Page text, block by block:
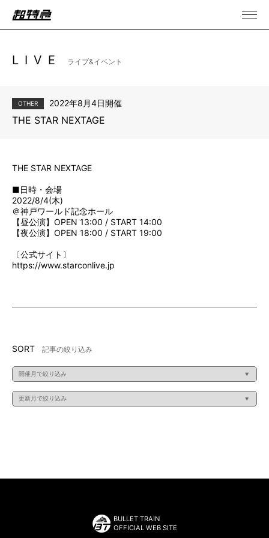
LIVE ライブ&イベント
OTHER 2022年8月4日開催
THE STAR NEXTAGE
THE STAR NEXTAGE
■日時・会場
2022/8/4(木)
＠神戸ワールド記念ホール
【昼公演】OPEN 13:00 / START 14:00
【夜公演】OPEN 18:00 / START 19:00
〔公式サイト〕
https://www.starconlive.jp
SORT 記事の絞り込み
BULLET TRAIN
OFFICIAL WEB SITE